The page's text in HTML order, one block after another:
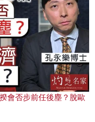
會否步前任後塵？脫歐